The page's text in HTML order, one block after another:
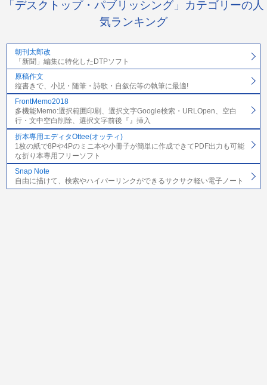
「デスクトップ・パブリッシング」カテゴリーの人
気ランキング
朝刊太郎改
「新聞」編集に特化したDTPソフト
原稿作文
縦書きで、小説・随筆・詩歌・自叙伝等の執筆に最適!
FrontMemo2018
多機能Memo:選択範囲印刷、選択文字Google検索・URLOpen、空白
行・文中空白削除、選択文字前後『』挿入
折本専用エディタOttee(オッティ)
1枚の紙で8Pや4Pのミニ本や小冊子が簡単に作成できてPDF出力も可能
な折り本専用フリーソフト
Snap Note
自由に描けて、検索やハイパーリンクができるサクサク軽い電子ノート